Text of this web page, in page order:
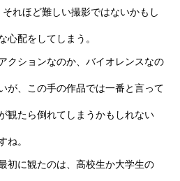
れほど難しい撮影ではないかもし
心配をしてしまう。
クションなのか、バイオレンスなの
が、この手の作品では一番と言って
観たら倒れてしまうかもしれない
ね。
初に観たのは、高校生か大学生の